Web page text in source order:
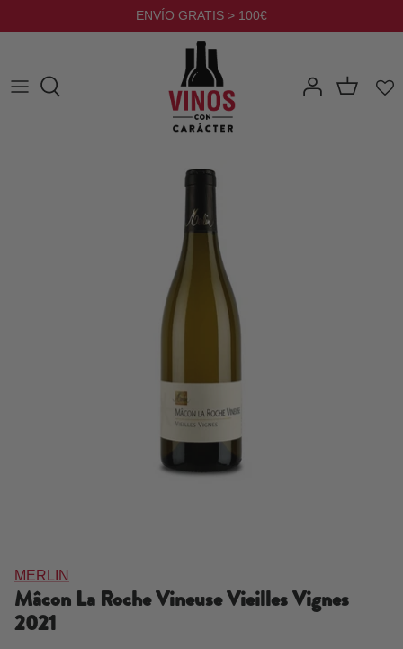
al
ENVÍO GRATIS > 100€
MERLIN
Mâcon La Roche Vineuse Vieilles Vignes
2021